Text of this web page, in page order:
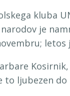
kluba
je
letos
to ljubezen